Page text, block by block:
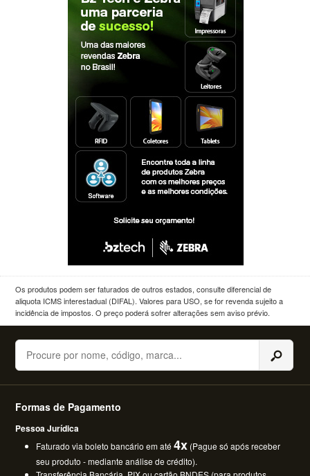
Os produtos podem ser faturados de outros estados, consulte diferencial de
aliquota ICMS interestadual (DIFAL). Valores para USO, se for revenda sujeito a
incidência de impostos. O preço poderá sofrer alterações sem aviso prévio.
Buscar
Formas de Pagamento
Pessoa Jurídica
Faturado via boleto bancário em até4x (Pague só após receber
seu produto - mediante análise de crédito).